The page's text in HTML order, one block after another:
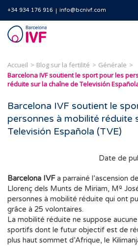
+34 934 176 916 info@bcnivf.com
Barcelona
IVF
Accueil Blog sur la fertilité
Générale
Barcelona IVF soutient le sport pour les
réduite sur la chaîne de Televisión Española
Barcelona IVF soutient le
personnes à mobilité réduite
Televisión Española (TVE)
Date de
Barcelona IVFa parrainé l’ascension
Llorenç dels Munts de Miriam, Mº
personnes à mobilité réduite qui ont
grâce à 25 volontaires.
La mobilité réduite ne suppose
sportifs dont le futur objectif est de
plus haut sommet d’Afrique, le